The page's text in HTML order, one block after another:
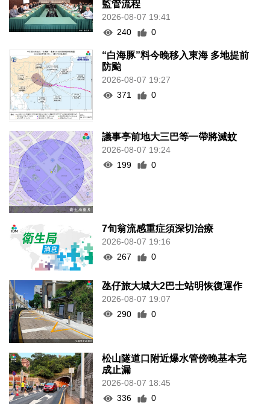
監管流程
2026-08-07 19:41
240
0
“白海豚”料今晚移入東海 多地提前
防颱
2026-08-07 19:27
371
0
議事亭前地大三巴等一帶將滅蚊
2026-08-07 19:24
199
0
7旬翁流感重症須深切治療
2026-08-07 19:16
267
0
氹仔旅大城大2巴士站明恢復運作
2026-08-07 19:07
290
0
松山隧道口附近爆水管傍晚基本完
成止漏
2026-08-07 18:45
336
0